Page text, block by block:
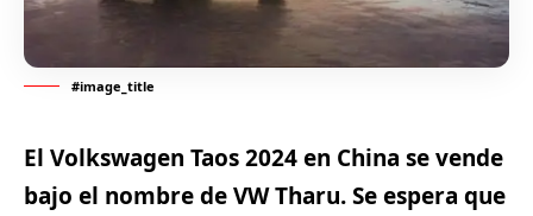
#image_title
El Volkswagen Taos 2024 en China se vende
bajo el nombre de VW Tharu. Se espera que